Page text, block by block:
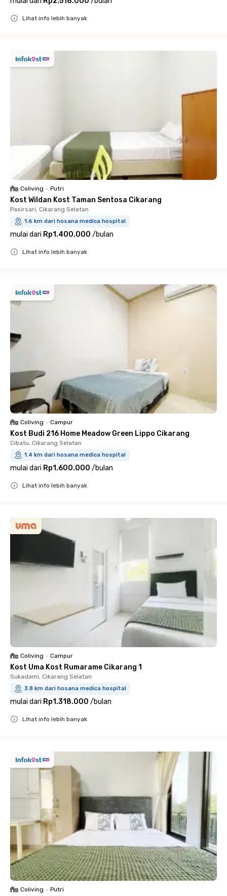
Lihat info lebih banyak
Coliving • Putri
Kost Wildan Kost Taman Sentosa Cikarang
Pasirsari, Cikarang Selatan
1.6 km dari hosana medica hospital
mulai dari Rp1.400.000 /bulan
Lihat info lebih banyak
Coliving • Campur
Kost Budi 216 Home Meadow Green Lippo Cikarang
Cibatu, Cikarang Selatan
1.4 km dari hosana medica hospital
mulai dari Rp1.600.000 /bulan
Lihat info lebih banyak
Coliving • Campur
Kost Uma Kost Rumarame Cikarang 1
Sukadami, Cikarang Selatan
3.8 km dari hosana medica hospital
mulai dari Rp1.318.000 /bulan
Lihat info lebih banyak
Coliving • Putri